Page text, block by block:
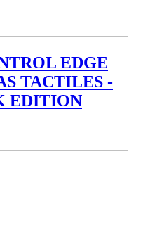
EDGE
TACTILES -
EDITION